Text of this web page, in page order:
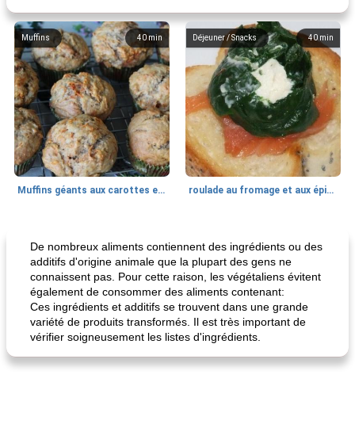
40 min
Muffins
Muffins géants aux carottes et à la banane de Nif
40 min
Déjeuner / Snacks
roulade au fromage et aux épinards
astuces
De nombreux aliments contiennent des ingrédients ou des
additifs d'origine animale que la plupart des gens ne
connaissent pas. Pour cette raison, les végétaliens évitent
également de consommer des aliments contenant:
Ces ingrédients et additifs se trouvent dans une grande
variété de produits transformés. Il est très important de
vérifier soigneusement les listes d'ingrédients.